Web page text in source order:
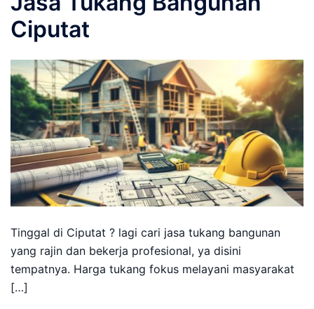
Ciputat
Tinggal di Ciputat ? lagi cari jasa tukang bangunan
yang rajin dan bekerja profesional, ya disini
tempatnya. Harga tukang fokus melayani masyarakat
[…]